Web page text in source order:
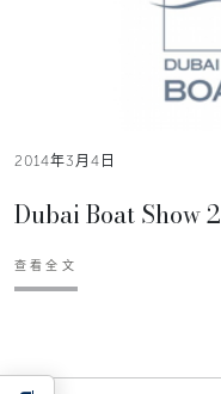
2014年3月4日
Dubai Boat Show
查看全文